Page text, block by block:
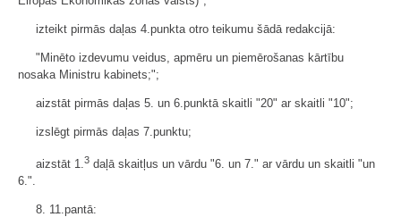
izteikt pirmās daļas 4.punkta otro teikumu šādā redakcijā:
"Minēto izdevumu veidus, apmēru un piemērošanas kārtību
nosaka Ministru kabinets;";
aizstāt pirmās daļas 5. un 6.punktā skaitli "20" ar skaitli "10";
izslēgt pirmās daļas 7.punktu;
aizstāt 1. 3 daļā skaitļus un vārdu "6. un 7." ar vārdu un skaitli "un
6.".
8. 11.pantā: